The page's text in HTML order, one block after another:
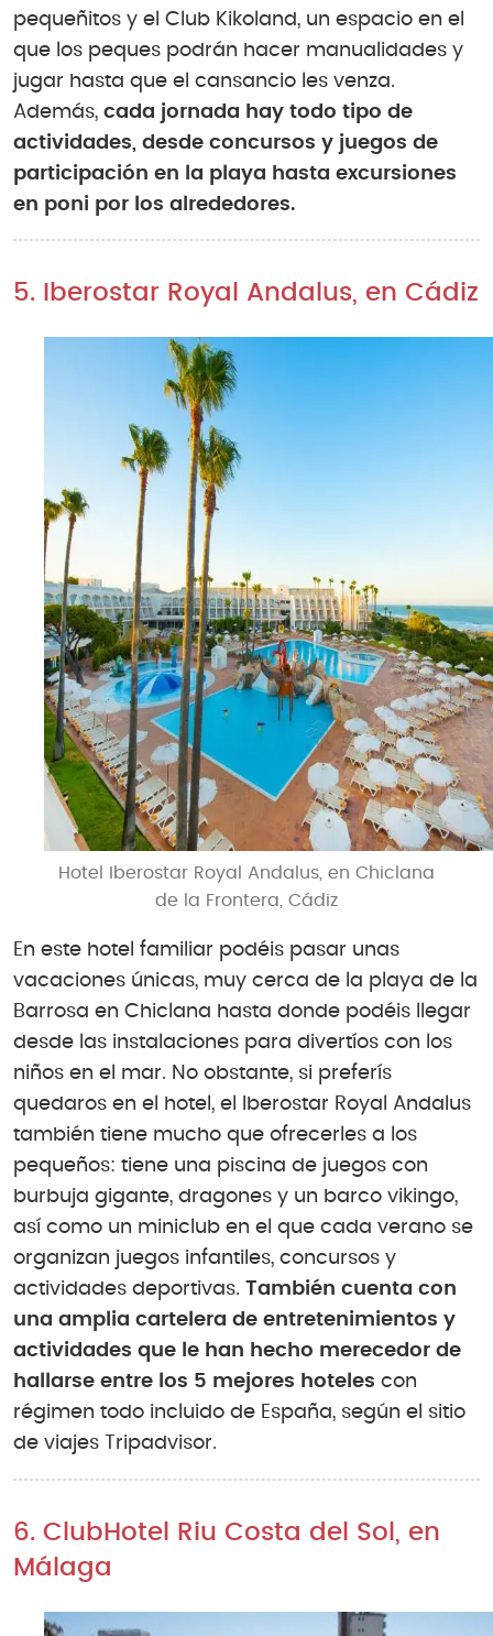
pequeñitos y el Club Kikoland, un espacio en el
que los peques podrán hacer manualidades y
jugar hasta que el cansancio les venza.
Además, cada jornada hay todo tipo de
actividades, desde concursos y juegos de
participación en la playa hasta excursiones
en poni por los alrededores.
5. Iberostar Royal Andalus, en Cádiz
Hotel Iberostar Royal Andalus, en Chiclana
de la Frontera, Cádiz
En este hotel familiar podéis pasar unas
vacaciones únicas, muy cerca de la playa de la
Barrosa en Chiclana hasta donde podéis llegar
desde las instalaciones para divertíos con los
niños en el mar. No obstante, si preferís
quedaros en el hotel, el Iberostar Royal Andalus
también tiene mucho que ofrecerles a los
pequeños: tiene una piscina de juegos con
burbuja gigante, dragones y un barco vikingo,
así como un miniclub en el que cada verano se
organizan juegos infantiles, concursos y
actividades deportivas. También cuenta con
una amplia cartelera de entretenimientos y
actividades que le han hecho merecedor de
hallarse entre los 5 mejores hoteles con
régimen todo incluido de España, según el sitio
de viajes Tripadvisor.
6. ClubHotel Riu Costa del Sol, en
Málaga